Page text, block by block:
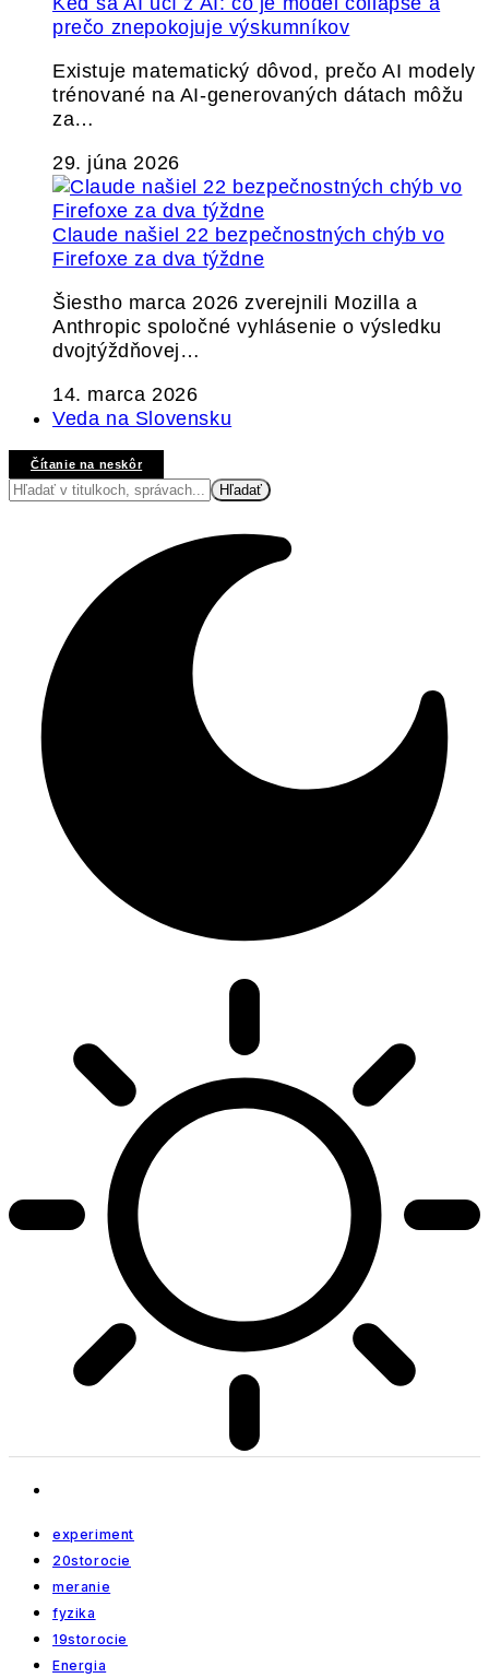
prečo znepokojuje výskumníkov
Existuje matematický dôvod, prečo AI modely
trénované na AI-generovaných dátach môžu
za…
29. júna 2026
Claude našiel 22 bezpečnostných chýb vo
Firefoxe za dva týždne
Šiestho marca 2026 zverejnili Mozilla a
Anthropic spoločné vyhlásenie o výsledku
dvojtýždňovej…
14. marca 2026
Veda na Slovensku
Čítanie na neskôr
experiment
20storocie
meranie
fyzika
19storocie
Energia